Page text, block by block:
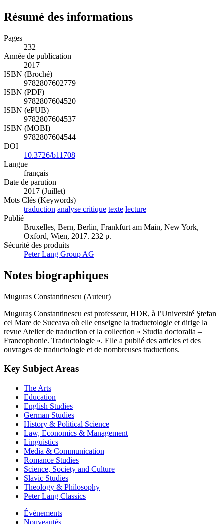
Résumé des informations
Pages
232
Année de publication
2017
ISBN (Broché)
9782807602779
ISBN (PDF)
9782807604520
ISBN (ePUB)
9782807604537
ISBN (MOBI)
9782807604544
DOI
10.3726/b11708
Langue
français
Date de parution
2017 (Juillet)
Mots Clés (Keywords)
traduction analyse critique texte lecture
Publié
Bruxelles, Bern, Berlin, Frankfurt am Main, New York,
Oxford, Wien, 2017. 232 p.
Sécurité des produits
Peter Lang Group AG
Notes biographiques
Muguras Constantinescu (Auteur)
Muguraş Constantinescu est professeur, HDR, à l’Université Ştefan
cel Mare de Suceava où elle enseigne la traductologie et dirige la
revue Atelier de traduction et la collection « Studia doctoralia –
Francophonie. Traductologie ». Elle a publié des articles et des
ouvrages de traductologie et de nombreuses traductions.
Key Subject Areas
The Arts
Education
English Studies
German Studies
History & Political Science
Law, Economics & Management
Linguistics
Media & Communication
Romance Studies
Science, Society and Culture
Slavic Studies
Theology & Philosophy
Peter Lang Classics
Événements
Nouveautés